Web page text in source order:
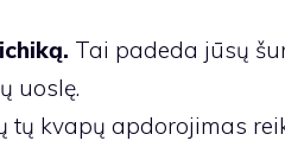
Tai padeda jūsų
uoslę.
tų kvapų apdorojimas